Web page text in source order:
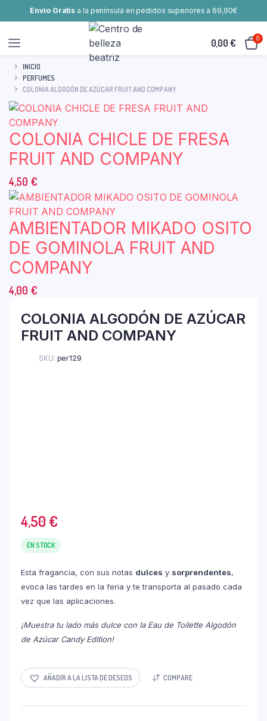
Envío Gratis a la península en pedidos superiores a 69,90€
0,00€ 0
INICIO
PERFUMES
COLONIA ALGODÓN DE AZÚCAR FRUIT AND COMPANY
COLONIA CHICLE DE FRESA
FRUIT AND COMPANY
4,50 €
AMBIENTADOR MIKADO OSITO
DE GOMINOLA FRUIT AND
COMPANY
4,00 €
COLONIA ALGODÓN DE AZÚCAR
FRUIT AND COMPANY
SKU: per129
4,50 €
EN STOCK
Esta fragancia, con sus notas dulces y sorprendentes,
evoca las tardes en la feria y te transporta al pasado cada
vez que las aplicaciones.
¡Muestra tu lado más dulce con la Eau de Toilette Algodón
de Azúcar Candy Edition!
AÑADIR A LA LISTA DE DESEOS COMPARE